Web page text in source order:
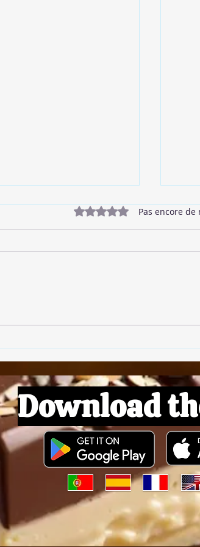
Noté 0 étoile sur 5.
Pas encore de
Download